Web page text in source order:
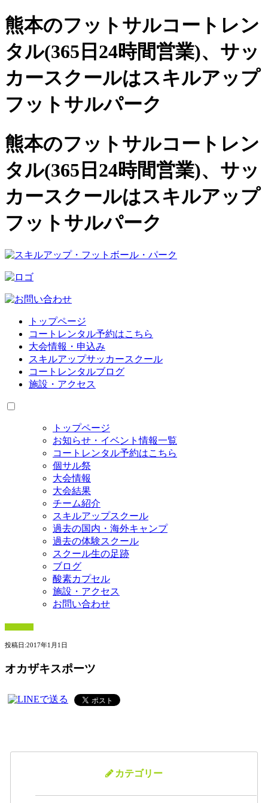
熊本のフットサルコートレン
タル(365日24時間営業)、 サッ
カースクールはスキルアップ
フットサルパーク
熊本のフットサルコートレン
タル(365日24時間営業)、サッ
カースクールはスキルアップ
フットサルパーク
トップページ
コートレンタル予約はこちら
大会情報・申込み
スキルアップサッカースクール
コートレンタルブログ
施設・アクセス
トップページ
お知らせ・イベント情報一覧
コートレンタル予約はこちら
個サル祭
大会情報
大会結果
チーム紹介
スキルアップスクール
過去の国内・海外キャンプ
過去の体験スクール
スクール生の足跡
ブログ
酸素カプセル
施設・アクセス
お問い合わせ
投稿日:2017年1月1日
オカザキスポーツ
カテゴリー